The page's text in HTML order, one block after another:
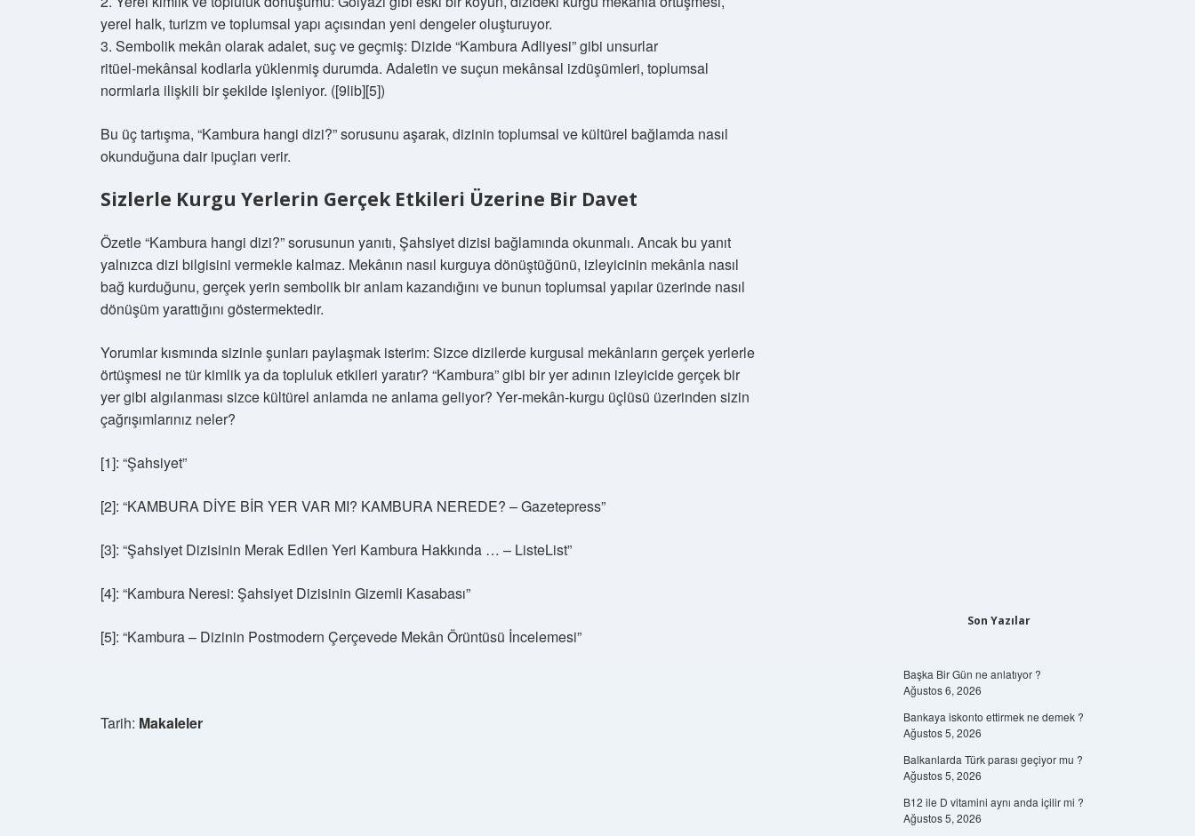
yerel halk, turizm ve toplumsal yapı açısından yeni dengeler oluşturuyor.
3. Sembolik mekân olarak adalet, suç ve geçmiş: Dizide “Kambura Adliyesi” gibi unsurlar
ritüel‑mekânsal kodlarla yüklenmiş durumda. Adaletin ve suçun mekânsal izdüşümleri, toplumsal
normlarla ilişkili bir şekilde işleniyor. ([9lib][5])
Bu üç tartışma, “Kambura hangi dizi?” sorusunu aşarak, dizinin toplumsal ve kültürel bağlamda nasıl
okunduğuna dair ipuçları verir.
Sizlerle Kurgu Yerlerin Gerçek Etkileri Üzerine Bir Davet
Özetle “Kambura hangi dizi?” sorusunun yanıtı, Şahsiyet dizisi bağlamında okunmalı. Ancak bu yanıt
yalnızca dizi bilgisini vermekle kalmaz. Mekânın nasıl kurguya dönüştüğünü, izleyicinin mekânla nasıl
bağ kurduğunu, gerçek yerin sembolik bir anlam kazandığını ve bunun toplumsal yapılar üzerinde nasıl
dönüşüm yarattığını göstermektedir.
Yorumlar kısmında sizinle şunları paylaşmak isterim: Sizce dizilerde kurgusal mekânların gerçek yerlerle
örtüşmesi ne tür kimlik ya da topluluk etkileri yaratır? “Kambura” gibi bir yer adının izleyicide gerçek bir
yer gibi algılanması sizce kültürel anlamda ne anlama geliyor? Yer‑mekân‑kurgu üçlüsü üzerinden sizin
çağrışımlarınız neler?
[1]: “Şahsiyet”
[2]: “KAMBURA DİYE BİR YER VAR MI? KAMBURA NEREDE? – Gazetepress”
[3]: “Şahsiyet Dizisinin Merak Edilen Yeri Kambura Hakkında … – ListeList”
[4]: “Kambura Neresi: Şahsiyet Dizisinin Gizemli Kasabası”
[5]: “Kambura – Dizinin Postmodern Çerçevede Mekân Örüntüsü İncelemesi”
Tarih: Makaleler
Son Yazılar
Başka Bir Gün ne anlatıyor ?
Ağustos 6, 2026
Bankaya iskonto ettirmek ne demek ?
Ağustos 5, 2026
Balkanlarda Türk parası geçiyor mu ?
Ağustos 5, 2026
B12 ile D vitamini aynı anda içilir mi ?
Ağustos 5, 2026